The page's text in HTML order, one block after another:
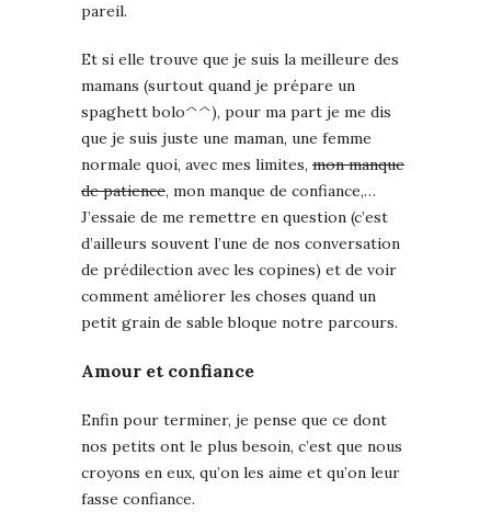
pareil.
Et si elle trouve que je suis la meilleure des
mamans (surtout quand je prépare un
spaghett bolo^^), pour ma part je me dis
que je suis juste une maman, une femme
normale quoi, avec mes limites, mon manque
de patience, mon manque de confiance,…
J’essaie de me remettre en question (c’est
d’ailleurs souvent l’une de nos conversation
de prédilection avec les copines) et de voir
comment améliorer les choses quand un
petit grain de sable bloque notre parcours.
Amour et confiance
Enfin pour terminer, je pense que ce dont
nos petits ont le plus besoin, c’est que nous
croyons en eux, qu’on les aime et qu’on leur
fasse confiance.